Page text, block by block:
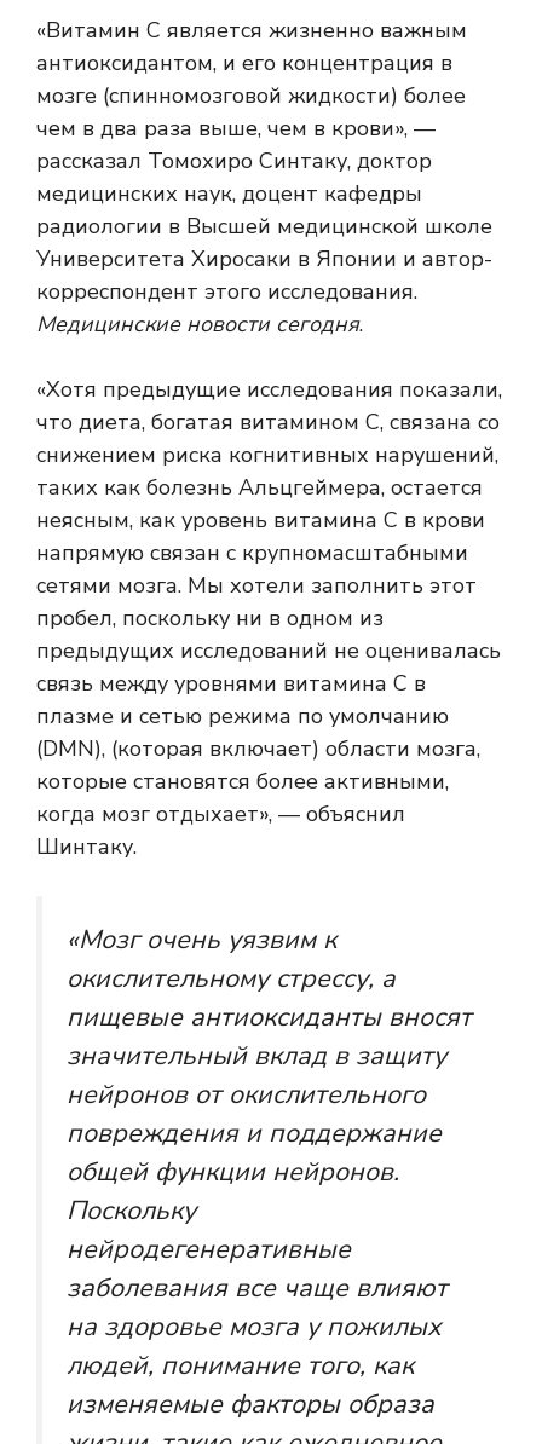
«Витамин С является жизненно важным
антиоксидантом, и его концентрация в
мозге (спинномозговой жидкости) более
чем в два раза выше, чем в крови», —
рассказал Томохиро Синтаку, доктор
медицинских наук, доцент кафедры
радиологии в Высшей медицинской школе
Университета Хиросаки в Японии и автор-
корреспондент этого исследования.
Медицинские новости сегодня.
«Хотя предыдущие исследования показали,
что диета, богатая витамином С, связана со
снижением риска когнитивных нарушений,
таких как болезнь Альцгеймера, остается
неясным, как уровень витамина С в крови
напрямую связан с крупномасштабными
сетями мозга. Мы хотели заполнить этот
пробел, поскольку ни в одном из
предыдущих исследований не оценивалась
связь между уровнями витамина С в
плазме и сетью режима по умолчанию
(DMN), (которая включает) области мозга,
которые становятся более активными,
когда мозг отдыхает», — объяснил
Шинтаку.
«Мозг очень уязвим к
окислительному стрессу, а
пищевые антиоксиданты вносят
значительный вклад в защиту
нейронов от окислительного
повреждения и поддержание
общей функции нейронов.
Поскольку
нейродегенеративные
заболевания все чаще влияют
на здоровье мозга у пожилых
людей, понимание того, как
изменяемые факторы образа